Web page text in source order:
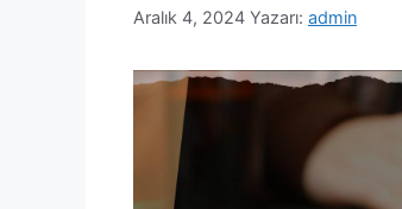
Aralık 4, 2024 Yazarı: admin